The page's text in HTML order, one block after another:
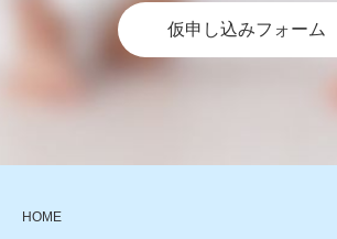
仮申し込みフォーム
HOME